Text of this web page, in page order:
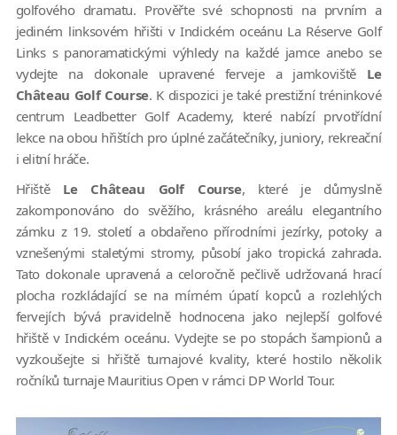
golfového dramatu. Prověřte své schopnosti na prvním a
jediném linksovém hřišti v Indickém oceánu La Réserve Golf
Links s panoramatickými výhledy na každé jamce anebo se
vydejte na dokonale upravené ferveje a jamkoviště Le
Château Golf Course. K dispozici je také prestižní tréninkové
centrum Leadbetter Golf Academy, které nabízí prvotřídní
lekce na obou hřištích pro úplné začátečníky, juniory, rekreační
i elitní hráče.
Hřiště Le Château Golf Course, které je důmyslně
zakomponováno do svěžího, krásného areálu elegantního
zámku z 19. století a obdařeno přírodními jezírky, potoky a
vznešenými staletými stromy, působí jako tropická zahrada.
Tato dokonale upravená a celoročně pečlivě udržovaná hrací
plocha rozkládající se na mírném úpatí kopců a rozlehlých
fervejích bývá pravidelně hodnocena jako nejlepší golfové
hřiště v Indickém oceánu. Vydejte se po stopách šampionů a
vyzkoušejte si hřiště turnajové kvality, které hostilo několik
ročníků turnaje Mauritius Open v rámci DP World Tour.